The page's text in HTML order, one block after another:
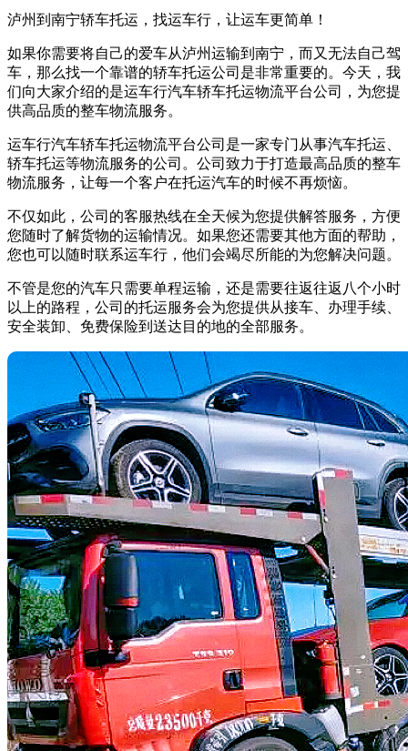
泸州到南宁轿车托运，找运车行，让运车更简单！
如果你需要将自己的爱车从泸州运输到南宁，而又无法自己驾
车，那么找一个靠谱的轿车托运公司是非常重要的。今天，我
们向大家介绍的是运车行汽车轿车托运物流平台公司，为您提
供高品质的整车物流服务。
运车行汽车轿车托运物流平台公司是一家专门从事汽车托运、
轿车托运等物流服务的公司。公司致力于打造最高品质的整车
物流服务，让每一个客户在托运汽车的时候不再烦恼。
不仅如此，公司的客服热线在全天候为您提供解答服务，方便
您随时了解货物的运输情况。如果您还需要其他方面的帮助，
您也可以随时联系运车行，他们会竭尽所能的为您解决问题。
不管是您的汽车只需要单程运输，还是需要往返往返八个小时
以上的路程，公司的托运服务会为您提供从接车、办理手续、
安全装卸、免费保险到送达目的地的全部服务。